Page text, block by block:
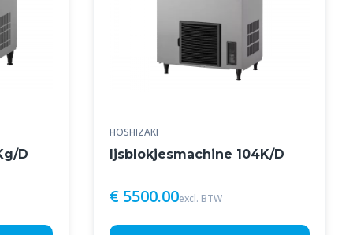
D
HOSHIZAKI
Ijsblokjesmachine 104K/D
€ 5500.00excl. BTW